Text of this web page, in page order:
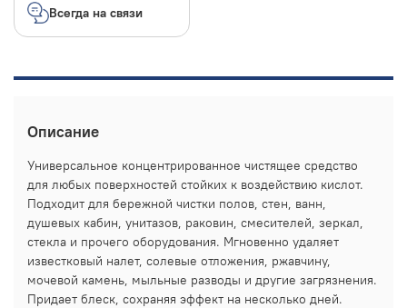
Всегда на связи
Описание
Универсальное концентрированное чистящее средство
для любых поверхностей стойких к воздействию кислот.
Подходит для бережной чистки полов, стен, ванн,
душевых кабин, унитазов, раковин, смесителей, зеркал,
стекла и прочего оборудования. Мгновенно удаляет
известковый налет, солевые отложения, ржавчину,
мочевой камень, мыльные разводы и другие загрязнения.
Придает блеск, сохраняя эффект на несколько дней.